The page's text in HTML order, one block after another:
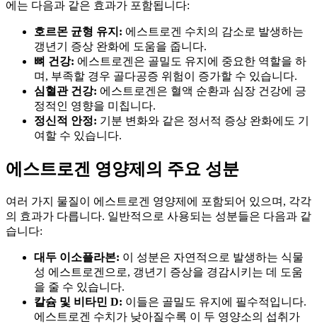
에는 다음과 같은 효과가 포함됩니다:
호르몬 균형 유지: 에스트로겐 수치의 감소로 발생하는
갱년기 증상 완화에 도움을 줍니다.
뼈 건강: 에스트로겐은 골밀도 유지에 중요한 역할을 하
며, 부족할 경우 골다공증 위험이 증가할 수 있습니다.
심혈관 건강: 에스트로겐은 혈액 순환과 심장 건강에 긍
정적인 영향을 미칩니다.
정신적 안정: 기분 변화와 같은 정서적 증상 완화에도 기
여할 수 있습니다.
에스트로겐 영양제의 주요 성분
여러 가지 물질이 에스트로겐 영양제에 포함되어 있으며, 각각
의 효과가 다릅니다. 일반적으로 사용되는 성분들은 다음과 같
습니다:
대두 이소플라본: 이 성분은 자연적으로 발생하는 식물
성 에스트로겐으로, 갱년기 증상을 경감시키는 데 도움
을 줄 수 있습니다.
칼슘 및 비타민 D: 이들은 골밀도 유지에 필수적입니다.
에스트로겐 수치가 낮아질수록 이 두 영양소의 섭취가